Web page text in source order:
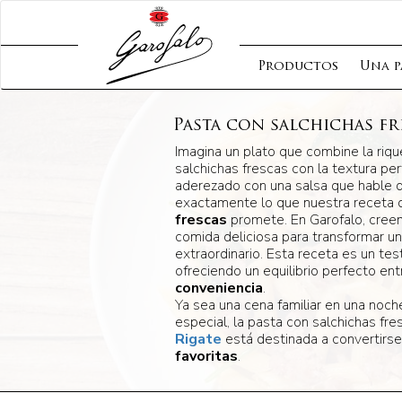
Productos Una
Pasta con salchichas
Imagina un plato que combine la
salchichas frescas con la textura
aderezado con una salsa que hable
exactamente lo que nuestra receta
frescas promete. En Garofalo,
comida deliciosa para transformar
extraordinario. Esta receta es un
ofreciendo un equilibrio perfecto
conveniencia.
Ya sea una cena familiar en una
especial, la pasta con salchichas
Rigate está destinada a
favoritas.